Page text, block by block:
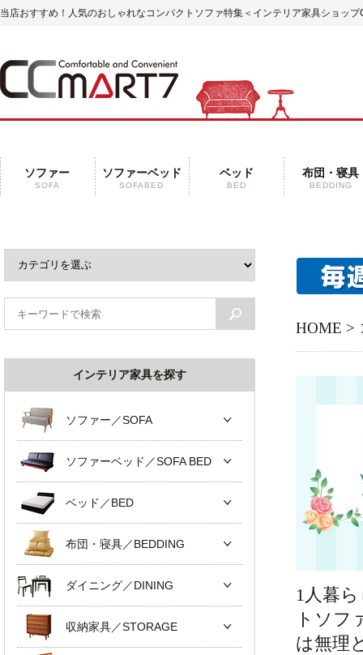
当店おすすめ！人気のおしゃれなコンパクトソファ特集＜インテリア家具ショッ
ソファー
SOFA
ソファーベッド
SOFABED
ベッド
BED
布団・寝具
BEDDING
HOME >
1人暮
トソフ
は無理
インテリア家具を探す
ソファー／SOFA
ソファーベッド／SOFA BED
ベッド／BED
布団・寝具／BEDDING
ダイニング／DINING
収納家具／STORAGE